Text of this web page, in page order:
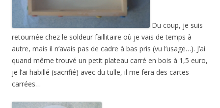
Du coup, je suis
retournée chez le soldeur faillitaire où je vais de temps à
autre, mais il n’avais pas de cadre à bas pris (vu l’usage…). J’ai
quand même trouvé un petit plateau carré en bois à 1,5 euro,
je l’ai habillé (sacrifié) avec du tulle, il me fera des cartes
carrées…